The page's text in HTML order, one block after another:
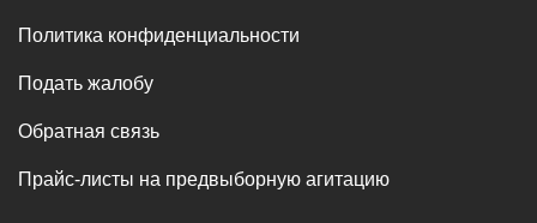
Политика конфиденциальности
Подать жалобу
Обратная связь
Прайс-листы на предвыборную агитацию